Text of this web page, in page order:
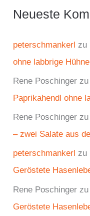
Neueste
peterschmankerl zu
ohne labbrige
Rene Poschinger zu
Paprikahendl ohne
Rene Poschinger
– zwei Salate aus
peterschmankerl zu
Geröstete
Rene Poschinger zu
Geröstete